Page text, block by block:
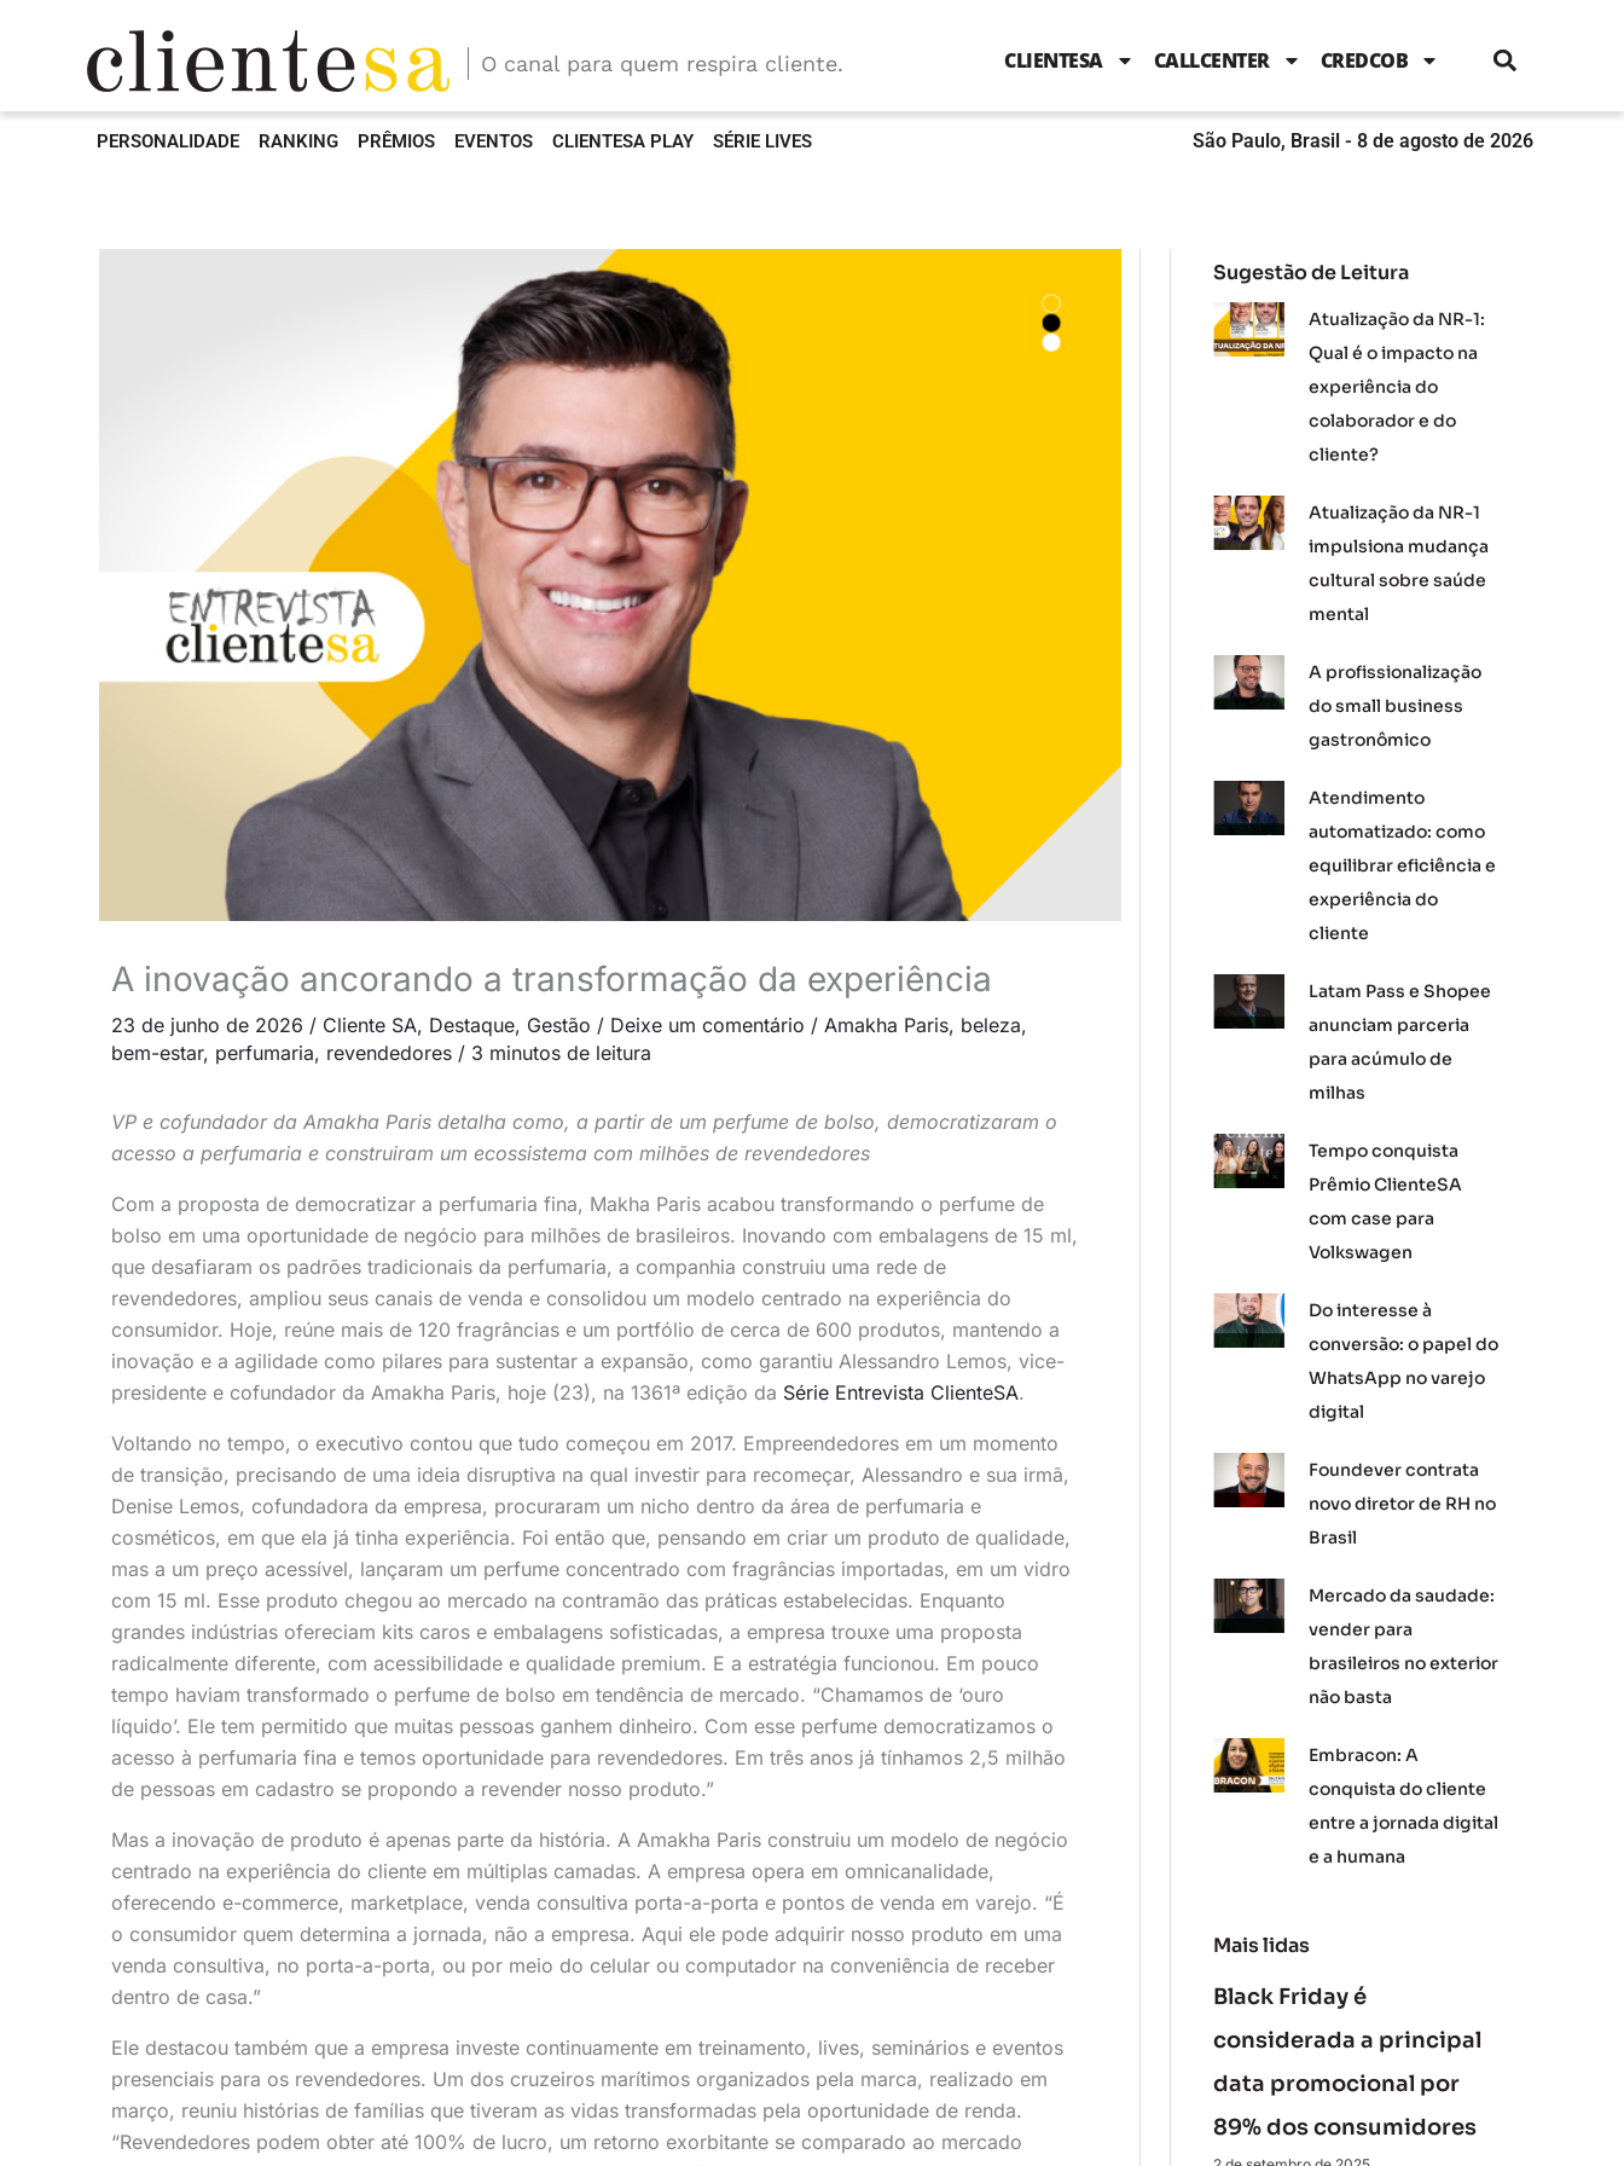
b
o
k
t
e
b
n
g
a
m
O canal para quem respira cliente. CLIENTESA CALLCENTER CREDCOB
PERSONALIDADE RANKING PRÊMIOS EVENTOS CLIENTESA PLAY SÉRIE LIVES São Paulo, Brasil - 8 de agosto de 2026
A inovação ancorando a transformação da experiência
23 de junho de 2026 / Cliente SA, Destaque, Gestão / Deixe um comentário / Amakha Paris, beleza,
bem-estar, perfumaria, revendedores / 3 minutos de leitura
VP e cofundador da Amakha Paris detalha como, a partir de um perfume de bolso, democratizaram o
acesso a perfumaria e construiram um ecossistema com milhões de revendedores
Com a proposta de democratizar a perfumaria fina, Makha Paris acabou transformando o perfume de
bolso em uma oportunidade de negócio para milhões de brasileiros. Inovando com embalagens de 15 ml,
que desafiaram os padrões tradicionais da perfumaria, a companhia construiu uma rede de
revendedores, ampliou seus canais de venda e consolidou um modelo centrado na experiência do
consumidor. Hoje, reúne mais de 120 fragrâncias e um portfólio de cerca de 600 produtos, mantendo a
inovação e a agilidade como pilares para sustentar a expansão, como garantiu Alessandro Lemos, vice-
presidente e cofundador da Amakha Paris, hoje (23), na 1361ª edição da Série Entrevista ClienteSA.
Voltando no tempo, o executivo contou que tudo começou em 2017. Empreendedores em um momento
de transição, precisando de uma ideia disruptiva na qual investir para recomeçar, Alessandro e sua irmã,
Denise Lemos, cofundadora da empresa, procuraram um nicho dentro da área de perfumaria e
cosméticos, em que ela já tinha experiência. Foi então que, pensando em criar um produto de qualidade,
mas a um preço acessível, lançaram um perfume concentrado com fragrâncias importadas, em um vidro
com 15 ml. Esse produto chegou ao mercado na contramão das práticas estabelecidas. Enquanto
grandes indústrias ofereciam kits caros e embalagens sofisticadas, a empresa trouxe uma proposta
radicalmente diferente, com acessibilidade e qualidade premium. E a estratégia funcionou. Em pouco
tempo haviam transformado o perfume de bolso em tendência de mercado. “Chamamos de ‘ouro
líquido’. Ele tem permitido que muitas pessoas ganhem dinheiro. Com esse perfume democratizamos o
acesso à perfumaria fina e temos oportunidade para revendedores. Em três anos já tínhamos 2,5 milhão
de pessoas em cadastro se propondo a revender nosso produto.”
Mas a inovação de produto é apenas parte da história. A Amakha Paris construiu um modelo de negócio
centrado na experiência do cliente em múltiplas camadas. A empresa opera em omnicanalidade,
oferecendo e-commerce, marketplace, venda consultiva porta-a-porta e pontos de venda em varejo. “É
o consumidor quem determina a jornada, não a empresa. Aqui ele pode adquirir nosso produto em uma
venda consultiva, no porta-a-porta, ou por meio do celular ou computador na conveniência de receber
dentro de casa.”
Ele destacou também que a empresa investe continuamente em treinamento, lives, seminários e eventos
presenciais para os revendedores. Um dos cruzeiros marítimos organizados pela marca, realizado em
março, reuniu histórias de famílias que tiveram as vidas transformadas pela oportunidade de renda.
“Revendedores podem obter até 100% de lucro, um retorno exorbitante se comparado ao mercado
Sugestão de Leitura
Atualização da NR-1:
Qual é o impacto na
experiência do
colaborador e do
cliente?
Atualização da NR-1
impulsiona mudança
cultural sobre saúde
mental
A profissionalização
do small business
gastronômico
Atendimento
automatizado: como
equilibrar eficiência e
experiência do
cliente
Latam Pass e Shopee
anunciam parceria
para acúmulo de
milhas
Tempo conquista
Prêmio ClienteSA
com case para
Volkswagen
Do interesse à
conversão: o papel do
WhatsApp no varejo
digital
Foundever contrata
novo diretor de RH no
Brasil
Mercado da saudade:
vender para
brasileiros no exterior
não basta
Embracon: A
conquista do cliente
entre a jornada digital
e a humana
Mais lidas
Black Friday é
considerada a principal
data promocional por
89% dos consumidores